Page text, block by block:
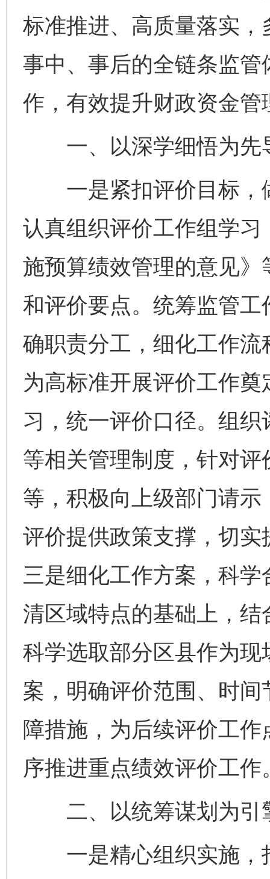
标准推进、高质量落实
事中、事后的全链条监
作，有效提升财政资金管
一、以深学细悟为先
一是紧扣评价目标，
认真组织评价工作组学
施预算绩效管理的意见
和评价要点。统筹监管
确职责分工，细化工作
为高标准开展评价工作
习，统一评价口径。组
等相关管理制度，针对
等，积极向上级部门请
评价提供政策支撑，切
三是细化工作方案，科
清区域特点的基础上，
科学选取部分区县作为
案，明确评价范围、时
障措施，为后续评价工作
序推进重点绩效评价工作
二、以统筹谋划为引
一是精心组织实施，